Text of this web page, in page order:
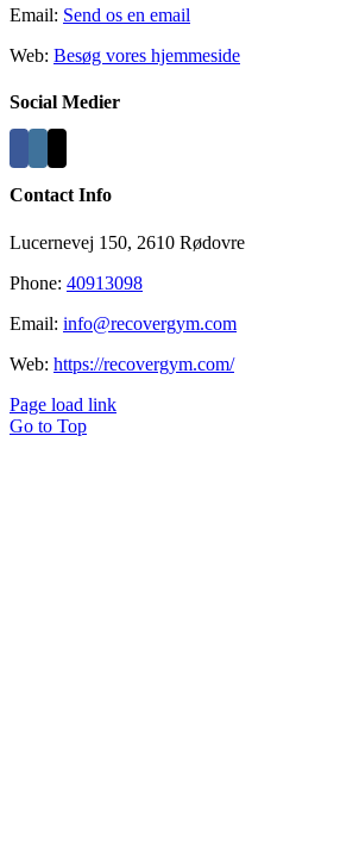
Email: Send os en email
Web: Besøg vores hjemmeside
Social Medier
Contact Info
Lucernevej 150, 2610 Rødovre
Phone: 40913098
Email: info@recovergym.com
Web: https://recovergym.com/
Page load link
Go to Top